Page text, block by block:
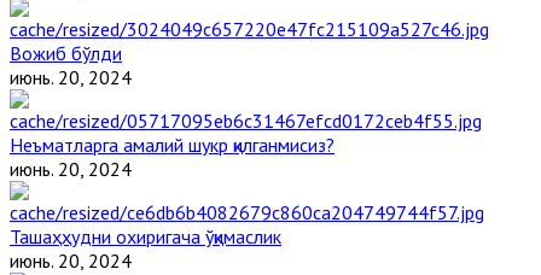
Вожиб бўлди
июнь. 20, 2024
Неъматларга амалий шукр қилганмисиз?
июнь. 20, 2024
Ташаҳҳудни охиригача ўқимаслик
июнь. 20, 2024